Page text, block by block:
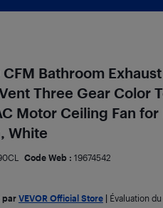
Bathroom
Three Gear Color
Motor Ceiling Fan
White
Code Web : 19674542
par VEVOR Official Store| Évaluation